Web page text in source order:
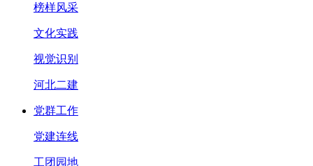
榜样风采
文化实践
视觉识别
河北二建
党群工作
党建连线
工团园地